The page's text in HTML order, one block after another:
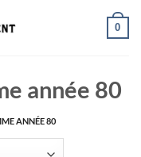
0
année 80
ANNÉE 80